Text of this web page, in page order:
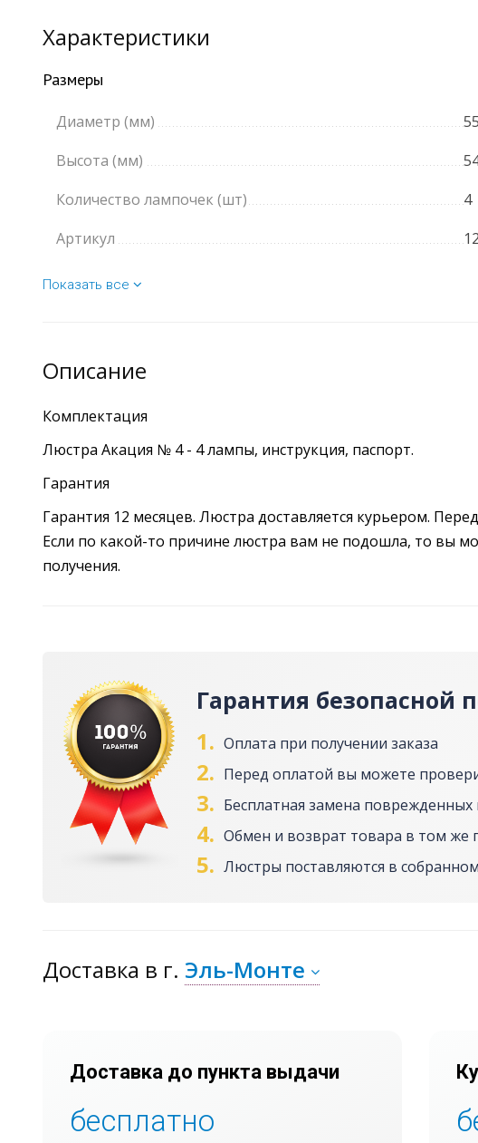
Характеристики
Размеры
Диаметр (мм)
Высота (мм)
Количество лампочек (шт)
4
Артикул
Показать все
Описание
Комплектация
Люстра Акация № 4 - 4 лампы, инструкция, паспорт.
Гарантия
Гарантия 12 месяцев. Люстра доставляется курьером.
Если по какой-то причине люстра вам не подошла, то вы
получения.
Гарантия безопасной
1. Оплата при получении заказа
2. Перед оплатой вы можете
3. Бесплатная замена поврежденных
4. Обмен и возврат товара в том же
5. Люстры поставляются в
Доставка в г. Эль-Монте
Доставка до пункта выдачи
бесплатно